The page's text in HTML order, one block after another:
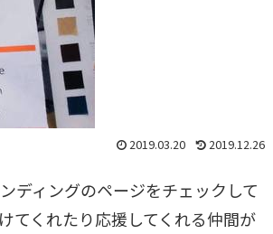
2019.12.26
2019.03.20
ディングのページをチェックして
てくれたり応援してくれる仲間が